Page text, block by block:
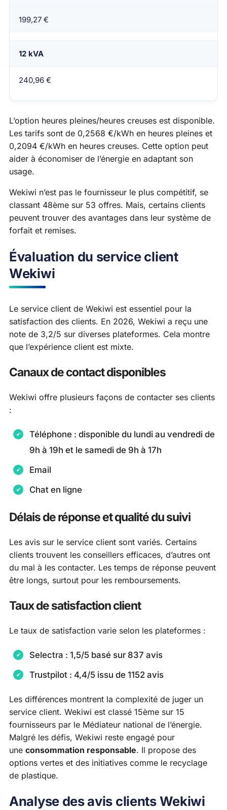
199,27 €
12 kVA
240,96 €
L’option heures pleines/heures creuses est disponible.
Les tarifs sont de 0,2568 €/kWh en heures pleines et
0,2094 €/kWh en heures creuses. Cette option peut
aider à économiser de l’énergie en adaptant son
usage.
Wekiwi n’est pas le fournisseur le plus compétitif, se
classant 48ème sur 53 offres. Mais, certains clients
peuvent trouver des avantages dans leur système de
forfait et remises.
Évaluation du service client
Wekiwi
Le service client de Wekiwi est essentiel pour la
satisfaction des clients. En 2026, Wekiwi a reçu une
note de 3,2/5 sur diverses plateformes. Cela montre
que l’expérience client est mixte.
Canaux de contact disponibles
Wekiwi offre plusieurs façons de contacter ses clients
:
Téléphone : disponible du lundi au vendredi de
9h à 19h et le samedi de 9h à 17h
Email
Chat en ligne
Délais de réponse et qualité du suivi
Les avis sur le service client sont variés. Certains
clients trouvent les conseillers efficaces, d’autres ont
du mal à les contacter. Les temps de réponse peuvent
être longs, surtout pour les remboursements.
Taux de satisfaction client
Le taux de satisfaction varie selon les plateformes :
Selectra : 1,5/5 basé sur 837 avis
Trustpilot : 4,4/5 issu de 1152 avis
Les différences montrent la complexité de juger un
service client. Wekiwi est classé 15ème sur 15
fournisseurs par le Médiateur national de l’énergie.
Malgré les défis, Wekiwi reste engagé pour
une consommation responsable. Il propose des
options vertes et des initiatives comme le recyclage
de plastique.
Analyse des avis clients Wekiwi